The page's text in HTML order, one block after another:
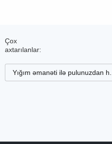
Çox
axtarılanlar:
Yığım əmanəti ilə pulunuzdan h...